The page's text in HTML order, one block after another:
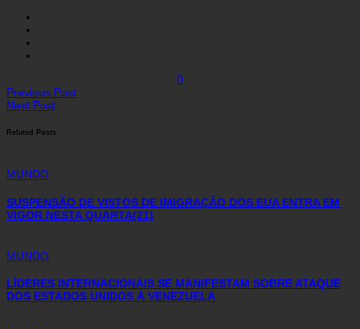
0
Previous Post
Next Post
Related Posts
MUNDO
SUSPENSÃO DE VISTOS DE IMIGRAÇÃO DOS EUA ENTRA EM
VIGOR NESTA QUARTA(21)
MUNDO
LÍDERES INTERNACIONAIS SE MANIFESTAM SOBRE ATAQUE
DOS ESTADOS UNIDOS À VENEZUELA